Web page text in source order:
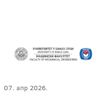
07. апр 2026.